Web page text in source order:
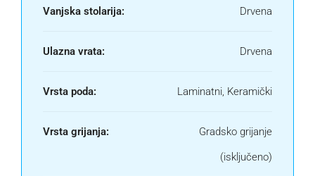
Vanjska stolarija: Drvena
Ulazna vrata: Drvena
Vrsta poda: Laminatni, Keramički
Vrsta grijanja:
Gradsko grijanje
(isključeno)